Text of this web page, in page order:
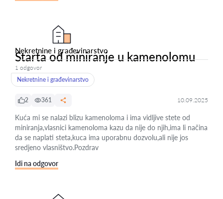
Nekretnine i građevinarstvo
Starta od miniranje u kamenolomu
1 odgovor
Nekretnine i građevinarstvo
2 361 10.09.2025
Kuća mi se nalazi blizu kamenoloma i ima vidljive stete od
miniranja,vlasnici kamenoloma kazu da nije do njih,ima li načina
da se naplati steta,kuca ima uporabnu dozvolu,ali nije jos
sredjeno vlasništvo.Pozdrav
Idi na odgovor